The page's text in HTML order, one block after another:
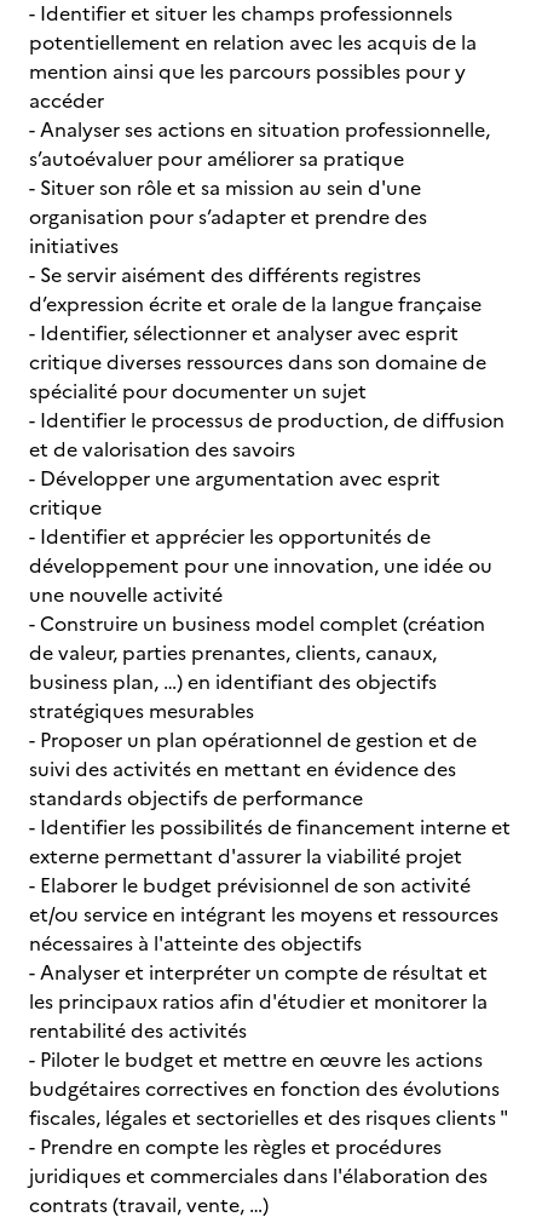
- Identifier et situer les champs professionnels
potentiellement en relation avec les acquis de la
mention ainsi que les parcours possibles pour y
accéder
- Analyser ses actions en situation professionnelle,
s’autoévaluer pour améliorer sa pratique
- Situer son rôle et sa mission au sein d'une
organisation pour s’adapter et prendre des
initiatives
- Se servir aisément des différents registres
d’expression écrite et orale de la langue française
- Identifier, sélectionner et analyser avec esprit
critique diverses ressources dans son domaine de
spécialité pour documenter un sujet
- Identifier le processus de production, de diffusion
et de valorisation des savoirs
- Développer une argumentation avec esprit
critique
- Identifier et apprécier les opportunités de
développement pour une innovation, une idée ou
une nouvelle activité
- Construire un business model complet (création
de valeur, parties prenantes, clients, canaux,
business plan, …) en identifiant des objectifs
stratégiques mesurables
- Proposer un plan opérationnel de gestion et de
suivi des activités en mettant en évidence des
standards objectifs de performance
- Identifier les possibilités de financement interne et
externe permettant d'assurer la viabilité projet
- Elaborer le budget prévisionnel de son activité
et/ou service en intégrant les moyens et ressources
nécessaires à l'atteinte des objectifs
- Analyser et interpréter un compte de résultat et
les principaux ratios afin d'étudier et monitorer la
rentabilité des activités
- Piloter le budget et mettre en œuvre les actions
budgétaires correctives en fonction des évolutions
fiscales, légales et sectorielles et des risques clients "
- Prendre en compte les règles et procédures
juridiques et commerciales dans l'élaboration des
contrats (travail, vente, …)